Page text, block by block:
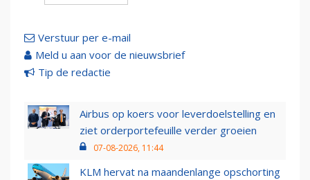
Verstuur per e-mail
Meld u aan voor de nieuwsbrief
Tip de redactie
Airbus op koers voor leverdoelstelling en
ziet orderportefeuille verder groeien
07-08-2026, 11:44
KLM hervat na maandenlange opschorting